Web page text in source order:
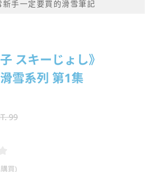
新手一定要買的滑雪筆記